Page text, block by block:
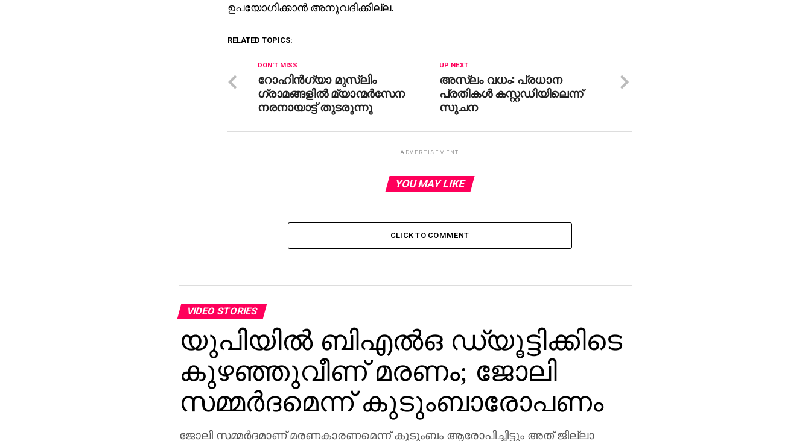
ഉപയോഗിക്കാന്‍ അനുവദിക്കില്ല.
RELATED TOPICS:
UP NEXT
അസ്ലം വധം: പ്രധാന
പ്രതികള്‍ കസ്റ്റഡിയിലെന്ന്
സൂചന
DON'T MISS
റോഹിന്‍ഗ്യാ മുസ്‌ലിം
ഗ്രാമങ്ങളില്‍ മ്യാന്മര്‍സേന
നരനായാട്ട് തുടരുന്നു
ADVERTISEMENT
YOU MAY LIKE
CLICK TO COMMENT
VIDEO STORIES
യുപിയില്‍ ബിഎല്‍ഒ ഡ്യൂട്ടിക്കിടെ
കുഴഞ്ഞുവീണ് മരണം; ജോലി
സമ്മര്‍ദമെന്ന് കുടുംബാരോപണം
ജോലി സമ്മര്‍ദമാണ് മരണകാരണമെന്ന് കുടുംബം ആരോപിച്ചിട്ടും അത് ജില്ലാ